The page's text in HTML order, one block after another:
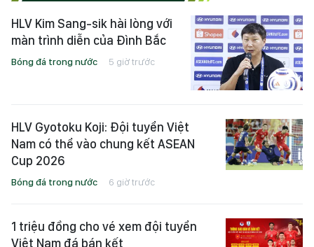
HLV Kim Sang-sik hài lòng với
màn trình diễn của Đình Bắc
Bóng đá trong nước 5 giờ trước
HLV Gyotoku Koji: Đội tuyển Việt
Nam có thể vào chung kết ASEAN
Cup 2026
Bóng đá trong nước 6 giờ trước
1 triệu đồng cho vé xem đội tuyển
Việt Nam đá bán kết